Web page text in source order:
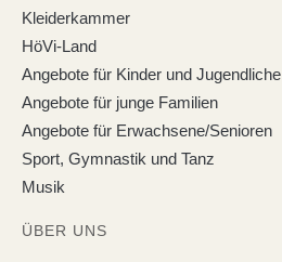
Kleiderkammer
HöVi-Land
Angebote für Kinder und Jugendliche
Angebote für junge Familien
Angebote für Erwachsene/Senioren
Sport, Gymnastik und Tanz
Musik
ÜBER UNS